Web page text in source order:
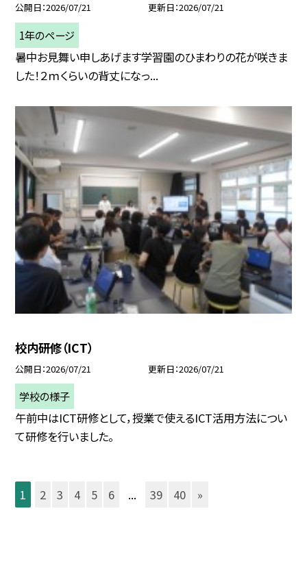
公開日 2026/07/21 更新日 2026/07/21
1年のページ
暑中お見舞い申しあげます学習園のひまわりの花が咲きま
した！２ｍくらいの背丈になっ...
校内研修（ICT）
公開日 2026/07/21 更新日 2026/07/21
学校の様子
午前中はICT研修として，授業で使えるICT活用方法につい
て研修を行いました。
1 2 3 4 5 6 ... 39 40 »